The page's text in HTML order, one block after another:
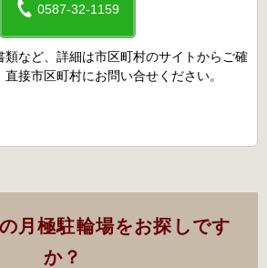
0587-32-1159
類など、詳細は市区町村のサイトからご確
接市区町村にお問い合せください。
月極駐輪場をお探しです
か？